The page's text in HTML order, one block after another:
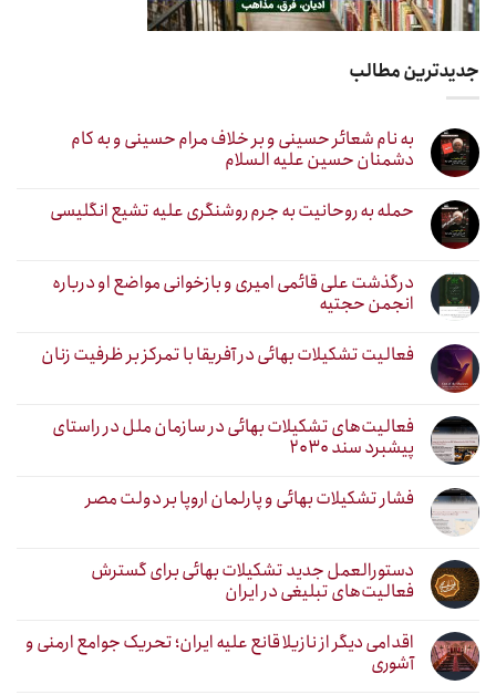
جدیدترین مطالب
به نام شعائر حسینی و بر خلاف مرام حسینی و به کام
دشمنان حسین علیه السلام
حمله به روحانیت به جرم روشنگری علیه تشیع انگلیسی
درگذشت علی قائمی امیری و بازخوانی مواضع او درباره
انجمن حجتیه
فعالیت تشکیلات بهائی در آفریقا با تمرکز بر ظرفیت زنان
فعالیت‌های تشکیلات بهائی در سازمان ملل در راستای
پیشبرد سند ۲۰۳۰
فشار تشکیلات بهائی و پارلمان اروپا بر دولت مصر
دستورالعمل جدید تشکیلات بهائی برای گسترش
فعالیت‌های تبلیغی در ایران
اقدامی دیگر از نازیلا قانع علیه ایران؛ تحریک جوامع ارمنی و
آشوری